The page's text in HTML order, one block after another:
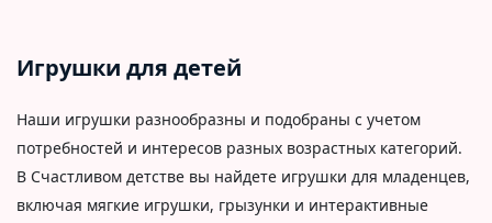
Игрушки для детей
Наши игрушки разнообразны и подобраны с учетом
потребностей и интересов разных возрастных категорий.
В Счастливом детстве вы найдете игрушки для младенцев,
включая мягкие игрушки, грызунки и интерактивные